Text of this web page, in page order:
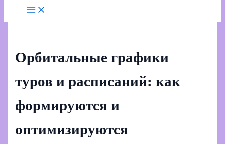
Орбитальные графики
туров и расписаний: как
формируются и
оптимизируются